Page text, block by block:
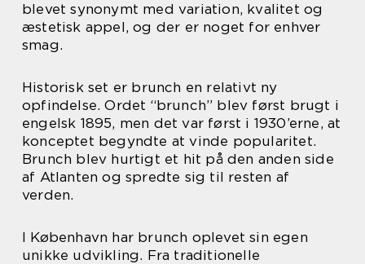
blevet synonymt med variation, kvalitet og
æstetisk appel, og der er noget for enhver
smag.
Historisk set er brunch en relativt ny
opfindelse. Ordet “brunch” blev først brugt i
engelsk 1895, men det var først i 1930’erne, at
konceptet begyndte at vinde popularitet.
Brunch blev hurtigt et hit på den anden side
af Atlanten og spredte sig til resten af
verden.
I København har brunch oplevet sin egen
unikke udvikling. Fra traditionelle